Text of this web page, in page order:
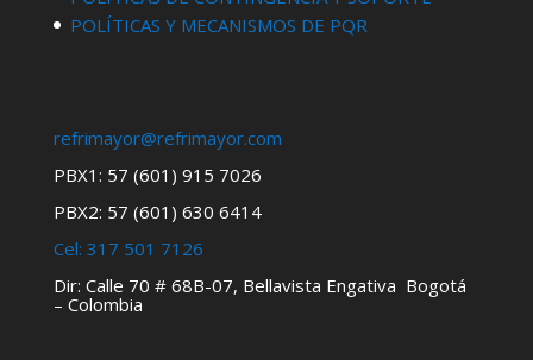
POLÍTICAS Y MECANISMOS DE PQR
refrimayor@refrimayor.com
PBX1: 57 (601) 915 7026
PBX2: 57 (601) 630 6414
Cel: 317 501 7126
Dir: Calle 70 # 68B-07, Bellavista Engativa Bogotá
– Colombia